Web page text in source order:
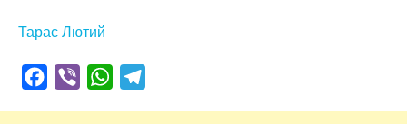
Тарас Лютий
Facebook
Viber WhatsApp